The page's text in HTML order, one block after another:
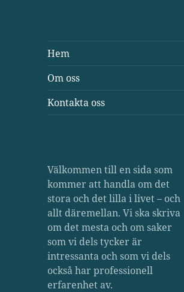
Hem
Om oss
Kontakta oss
Välkommen till en sida som
kommer att handla om det
stora och det lilla i livet – och
allt däremellan. Vi ska skriva
om det mesta och om saker
som vi dels tycker är
intressanta och som vi dels
också har professionell
erfarenhet av.